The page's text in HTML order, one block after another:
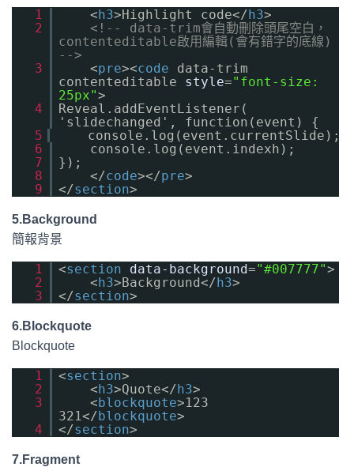
1 <h3>Highlight code</h3>
2
<!-- data-trim會自動刪除頭尾空白，
contenteditable啟用編輯(會有錯字的底線)
-->
3
<pre><code
data-trim
contenteditable style="font-size:
25px">
4
Reveal.addEventListener(
'slidechanged', function(event) {
5
console.log(event.currentSlide);
6
console.log(event.indexh);
7
});
8
</code></pre>
9
</section>
5.Background
簡報背景
1 <section data-background="#007777">
2
<h3>Background</h3>
3
</section>
6.Blockquote
Blockquote
1 <section>
2
<h3>Quote</h3>
3
<blockquote>123
321</blockquote>
4
</section>
7.Fragment